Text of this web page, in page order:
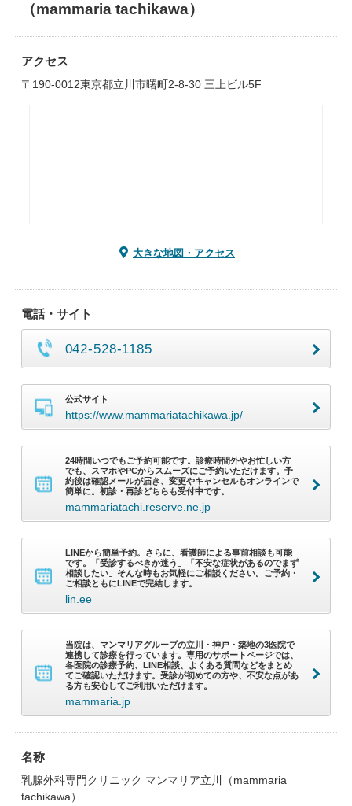
（mammaria tachikawa）
アクセス
〒190-0012東京都立川市曙町2-8-30 三上ビル5F
大きな地図・アクセス
電話・サイト
042-528-1185
公式サイト
https://www.mammariatachikawa.jp/
24時間いつでもご予約可能です。診療時間外やお忙しい方
でも、スマホやPCからスムーズにご予約いただけます。予
約後は確認メールが届き、変更やキャンセルもオンラインで
簡単に。初診・再診どちらも受付中です。
mammariatachi.reserve.ne.jp
LINEから簡単予約。さらに、看護師による事前相談も可能
です。「受診するべきか迷う」「不安な症状があるのでまず
相談したい」そんな時もお気軽にご相談ください。ご予約・
ご相談ともにLINEで完結します。
lin.ee
当院は、マンマリアグループの立川・神戸・築地の3医院で
連携して診療を行っています。専用のサポートページでは、
各医院の診療予約、LINE相談、よくある質問などをまとめ
てご確認いただけます。受診が初めての方や、不安な点があ
る方も安心してご利用いただけます。
mammaria.jp
名称
乳腺外科専門クリニック マンマリア立川（mammaria
tachikawa）